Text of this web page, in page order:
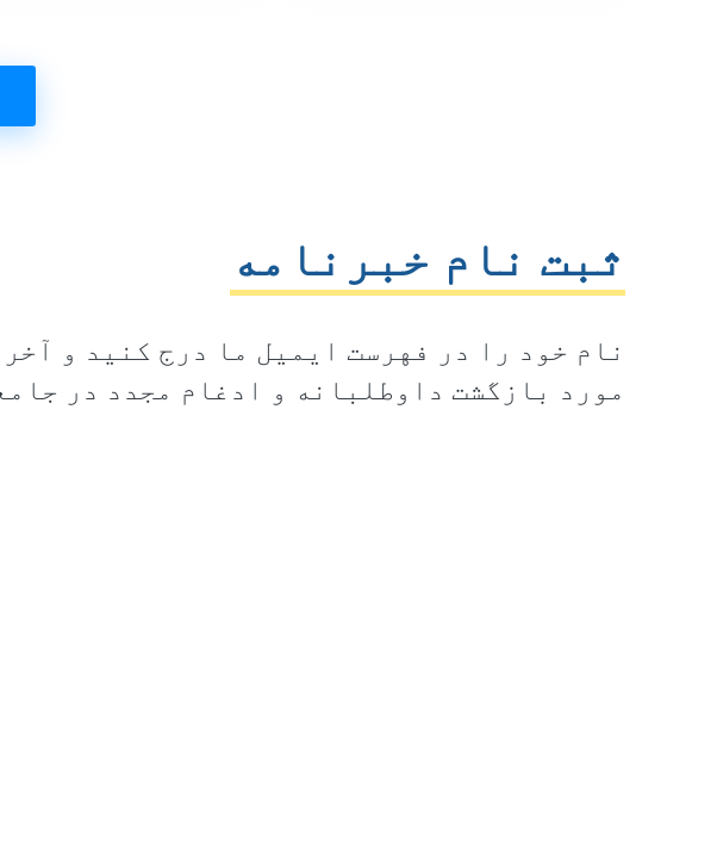
ثبت نام خبرنامه
نام خود را در فهرست ایمیل ما درج کنید و
مورد بازگشت داوطلبانه و ادغام مجدد در